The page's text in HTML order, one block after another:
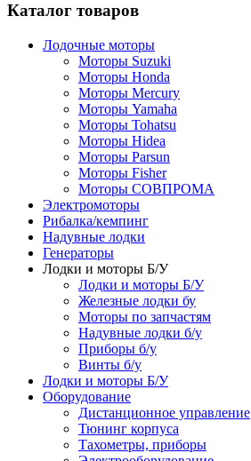
Каталог товаров
Лодочные моторы
Моторы Suzuki
Моторы Honda
Моторы Mercury
Моторы Yamaha
Моторы Tohatsu
Моторы Hidea
Моторы Parsun
Моторы Fisher
Моторы СОВПРОМА
Электромоторы
Рибалка/кемпинг
Надувные лодки
Генераторы
Лодки и моторы Б/У
Лодки и моторы Б/У
Железные лодки бу
Моторы по запчастям
Надувные лодки б/у
Приборы б/у
Винты б/у
Лодки и моторы Б/У
Оборудование
Дистанционное управление
Тюнинг корпуса
Тахометры, приборы